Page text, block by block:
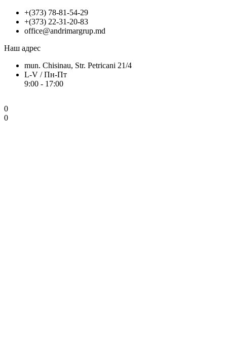
+(373) 78-81-54-29
+(373) 22-31-20-83
office@andrimargrup.md
Наш адрес
mun. Chisinau, Str. Petricani 21/4
L-V / Пн-Пт
9:00 - 17:00
0
0